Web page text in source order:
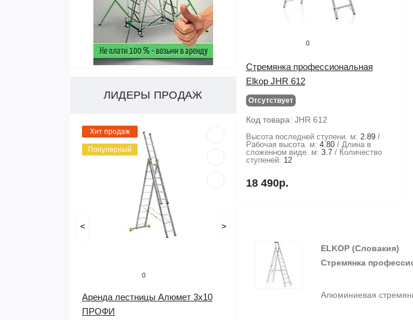
ЛИДЕРЫ ПРОДАЖ
Хит продаж
Популярный
0
Аренда лестницы Алюмет 3х10
ПРОФИ
< >
0
Стремянка профессиональная
Elkop JHR 612
Отсутствует
Код товара: JHR 612
Высота последней ступени. м: 2.89
Рабочая высота. м: 4.80
Длина в
сложенном виде. м: 3.7
Количество
ступеней: 12
18 490р.
ELKOP (Словакия)
Стремянка
Алюминиевая